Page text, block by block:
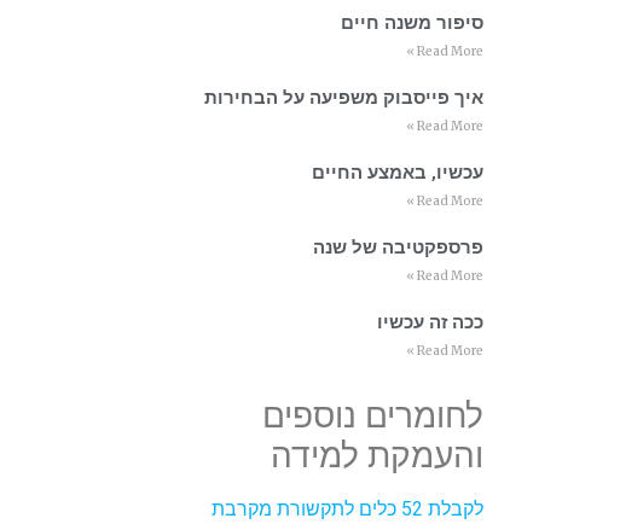
סיפור משנה חיים
Read More »
איך פייסבוק משפיעה על הבחירות
Read More »
עכשיו, באמצע החיים
Read More »
פרספקטיבה של שנה
Read More »
ככה זה עכשיו
Read More »
לחומרים נוספים
והעמקת למידה
לקבלת 52 כלים לתקשורת מקרבת